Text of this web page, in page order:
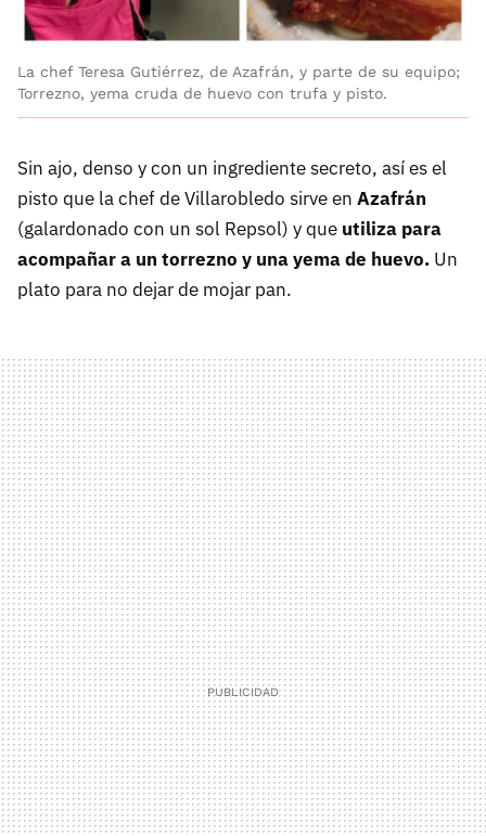
La chef Teresa Gutiérrez, de Azafrán, y parte de su equipo;
Torrezno, yema cruda de huevo con trufa y pisto.
Sin ajo, denso y con un ingrediente secreto, así es el
pisto que la chef de Villarobledo sirve en Azafrán
(galardonado con un sol Repsol) y que utiliza para
acompañar a un torrezno y una yema de huevo. Un
plato para no dejar de mojar pan.